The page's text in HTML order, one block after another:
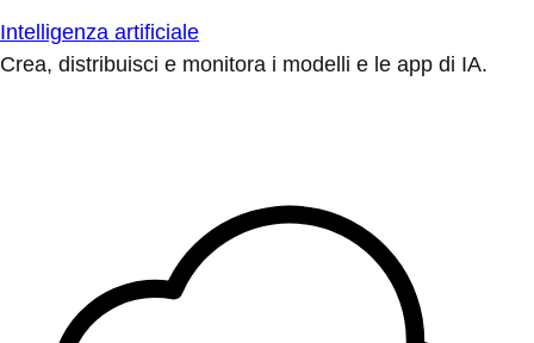
Intelligenza artificiale
Crea, distribuisci e monitora i modelli e le app di IA.